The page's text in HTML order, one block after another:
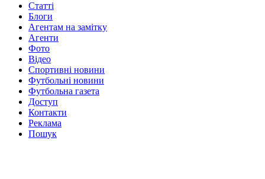
Статті
Блоги
Агентам на замітку
Агенти
Фото
Відео
Спортивні новини
Футбольні новини
Футбольна газета
Доступ
Контакти
Реклама
Пошук